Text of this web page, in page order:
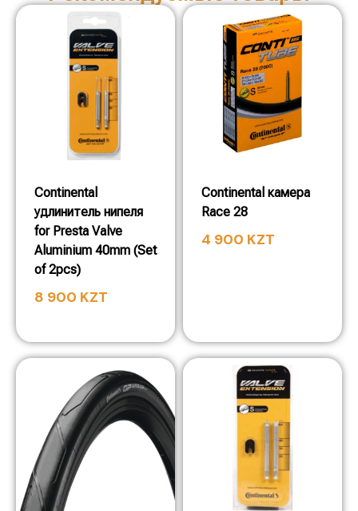
Continental
удлинитель нипеля
for Presta Valve
Aluminium 40mm (Set
of 2pcs)
8 900 KZT
Continental камера
Race 28
4 900 KZT